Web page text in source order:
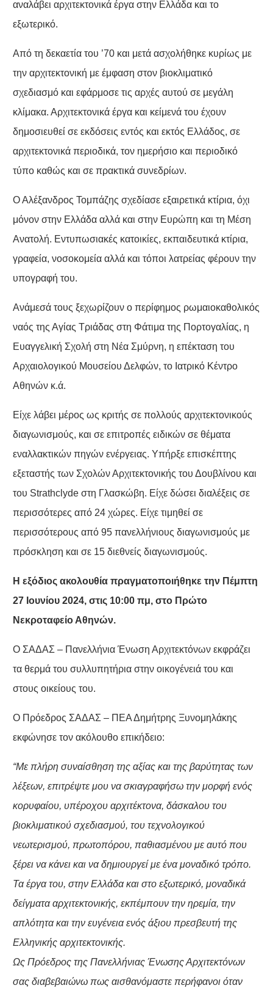
αναλάβει αρχιτεκτονικά έργα στην Ελλάδα και το
εξωτερικό.
Από τη δεκαετία του ’70 και μετά ασχολήθηκε κυρίως με
την αρχιτεκτονική με έμφαση στον βιοκλιματικό
σχεδιασμό και εφάρμοσε τις αρχές αυτού σε μεγάλη
κλίμακα. Αρχιτεκτονικά έργα και κείμενά του έχουν
δημοσιευθεί σε εκδόσεις εντός και εκτός Ελλάδος, σε
αρχιτεκτονικά περιοδικά, τον ημερήσιο και περιοδικό
τύπο καθώς και σε πρακτικά συνεδρίων.
Ο Αλέξανδρος Τομπάζης σχεδίασε εξαιρετικά κτίρια, όχι
μόνον στην Ελλάδα αλλά και στην Ευρώπη και τη Μέση
Ανατολή. Εντυπωσιακές κατοικίες, εκπαιδευτικά κτίρια,
γραφεία, νοσοκομεία αλλά και τόποι λατρείας φέρουν την
υπογραφή του.
Ανάμεσά τους ξεχωρίζουν ο περίφημος ρωμαιοκαθολικός
ναός της Αγίας Τριάδας στη Φάτιμα της Πορτογαλίας, η
Ευαγγελική Σχολή στη Νέα Σμύρνη, η επέκταση του
Αρχαιολογικού Μουσείου Δελφών, το Ιατρικό Κέντρο
Αθηνών κ.ά.
Είχε λάβει μέρος ως κριτής σε πολλούς αρχιτεκτονικούς
διαγωνισμούς, και σε επιτροπές ειδικών σε θέματα
εναλλακτικών πηγών ενέργειας. Υπήρξε επισκέπτης
εξεταστής των Σχολών Αρχιτεκτονικής του Δουβλίνου και
του Strathclyde στη Γλασκώβη. Είχε δώσει διαλέξεις σε
περισσότερες από 24 χώρες. Είχε τιμηθεί σε
περισσότερους από 95 πανελλήνιους διαγωνισμούς με
πρόσκληση και σε 15 διεθνείς διαγωνισμούς.
Η εξόδιος ακολουθία πραγματοποιήθηκε την Πέμπτη
27 Ιουνίου 2024, στις 10:00 πμ, στο Πρώτο
Νεκροταφείο Αθηνών.
Ο ΣΑΔΑΣ – Πανελλήνια Ένωση Αρχιτεκτόνων εκφράζει
τα θερμά του συλλυπητήρια στην οικογένειά του και
στους οικείους του.
Ο Πρόεδρος ΣΑΔΑΣ – ΠΕΑ Δημήτρης Ξυνομηλάκης
εκφώνησε τον ακόλουθο επικήδειο:
“Με πλήρη συναίσθηση της αξίας και της βαρύτητας των
λέξεων, επιτρέψτε μου να σκιαγραφήσω την μορφή ενός
κορυφαίου, υπέροχου αρχιτέκτονα, δάσκαλου του
βιοκλιματικού σχεδιασμού, του τεχνολογικού
νεωτερισμού, πρωτοπόρου, παθιασμένου με αυτό που
ξέρει να κάνει και να δημιουργεί με ένα μοναδικό τρόπο.
Τα έργα του, στην Ελλάδα και στο εξωτερικό, μοναδικά
δείγματα αρχιτεκτονικής, εκπέμπουν την ηρεμία, την
απλότητα και την ευγένεια ενός άξιου πρεσβευτή της
Ελληνικής αρχιτεκτονικής.
Ως Πρόεδρος της Πανελλήνιας Ένωσης Αρχιτεκτόνων
σας διαβεβαιώνω πως αισθανόμαστε περήφανοι όταν